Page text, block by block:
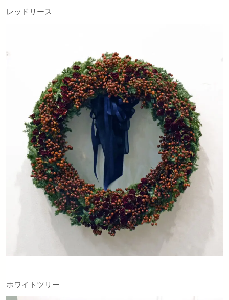
レッドリース
ホワイトツリー